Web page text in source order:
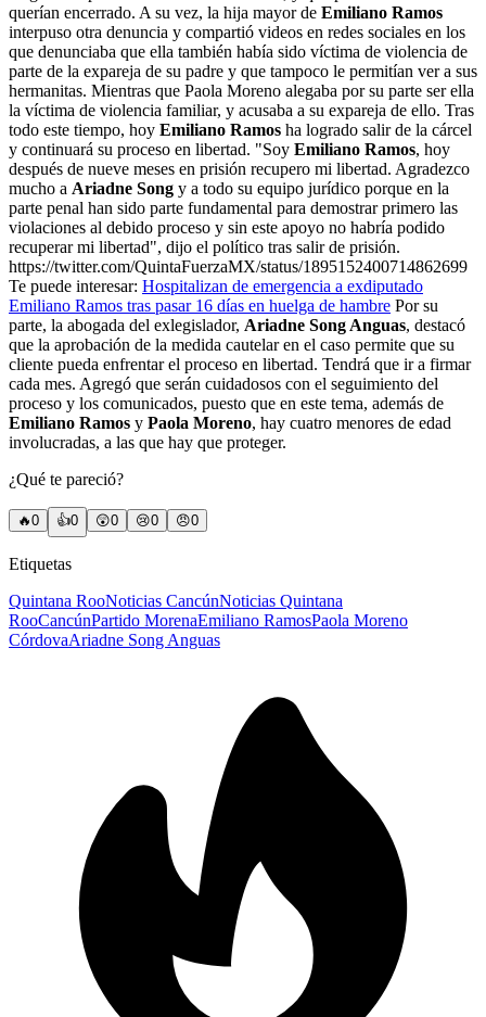
querían encerrado. A su vez, la hija mayor de Emiliano Ramos
interpuso otra denuncia y compartió videos en redes sociales en los
que denunciaba que ella también había sido víctima de violencia de
parte de la expareja de su padre y que tampoco le permitían ver a sus
hermanitas. Mientras que Paola Moreno alegaba por su parte ser ella
la víctima de violencia familiar, y acusaba a su expareja de ello. Tras
todo este tiempo, hoy Emiliano Ramos ha logrado salir de la cárcel
y continuará su proceso en libertad. "Soy Emiliano Ramos, hoy
después de nueve meses en prisión recupero mi libertad. Agradezco
mucho a Ariadne Song y a todo su equipo jurídico porque en la
parte penal han sido parte fundamental para demostrar primero las
violaciones al debido proceso y sin este apoyo no habría podido
recuperar mi libertad", dijo el político tras salir de prisión.
https://twitter.com/QuintaFuerzaMX/status/1895152400714862699
Te puede interesar: Hospitalizan de emergencia a exdiputado
Emiliano Ramos tras pasar 16 días en huelga de hambre Por su
parte, la abogada del exlegislador, Ariadne Song Anguas, destacó
que la aprobación de la medida cautelar en el caso permite que su
cliente pueda enfrentar el proceso en libertad. Tendrá que ir a firmar
cada mes. Agregó que serán cuidadosos con el seguimiento del
proceso y los comunicados, puesto que en este tema, además de
Emiliano Ramos y Paola Moreno, hay cuatro menores de edad
involucradas, a las que hay que proteger.
¿Qué te pareció?
🔥0 👍0 😲0 😢0 😠0
Etiquetas
Quintana RooNoticias CancúnNoticias Quintana
RooCancúnPartido MorenaEmiliano RamosPaola Moreno
CórdovaAriadne Song Anguas